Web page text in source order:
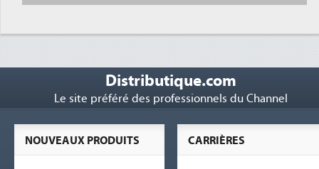
Distributique.com
Le site préféré des professionnels du Channel
CARRIÈRES
NOUVEAUX PRODUITS